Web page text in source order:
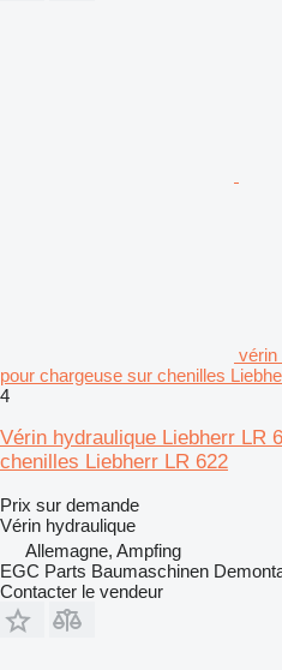
vérin
pour chargeuse sur chenilles
4
Vérin hydraulique Liebherr LR
chenilles Liebherr LR 622
Prix sur demande
Vérin hydraulique
Allemagne, Ampfing
EGC Parts Baumaschinen
Contacter le vendeur